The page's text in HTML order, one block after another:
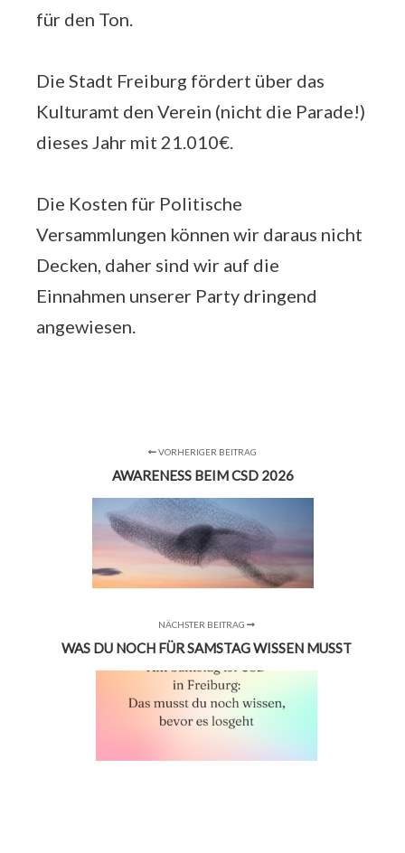
für den Ton.
Die Stadt Freiburg fördert über das
Kulturamt den Verein (nicht die Parade!)
dieses Jahr mit 21.010€.
Die Kosten für Politische
Versammlungen können wir daraus nicht
Decken, daher sind wir auf die
Einnahmen unserer Party dringend
angewiesen.
VORHERIGER BEITRAG
AWARENESS BEIM CSD 2026
NÄCHSTER BEITRAG
WAS DU NOCH FÜR SAMSTAG WISSEN MUSST